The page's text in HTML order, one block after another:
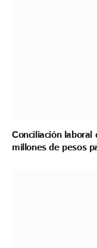
Conciliación laboral
millones de pesos